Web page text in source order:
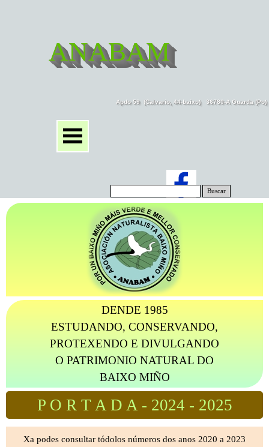
ANABAM
Apdo 59  (Calvario, 44-baixo)   36780-A Guarda
Buscar
DENDE 1985
ESTUDANDO, CONSERVANDO,
PROTEXENDO E DIVULGANDO
O PATRIMONIO NATURAL DO
BAIXO MIÑO
P O R T A D A - 2024 - 2025
Xa podes consultar tódolos números dos anos 2020 a 2023